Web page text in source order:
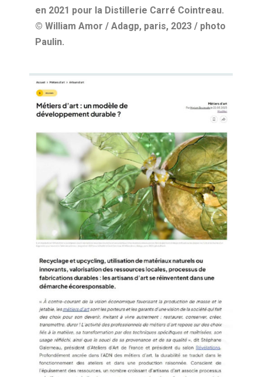
en 2021 pour la Distillerie Carré Cointreau.
© William Amor / Adagp, paris, 2023 / photo
Paulin.